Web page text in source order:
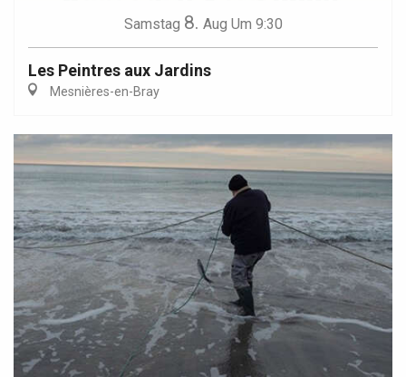
Samstag 8. Aug Um 9:30
Les Peintres aux Jardins
Mesnières-en-Bray